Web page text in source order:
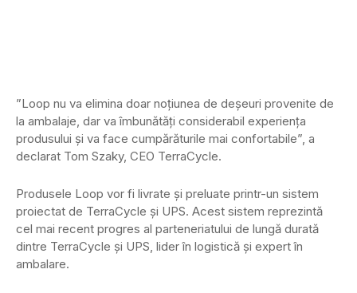
”Loop nu va elimina doar noțiunea de deșeuri provenite de
la ambalaje, dar va îmbunătăți considerabil experiența
produsului și va face cumpărăturile mai confortabile”, a
declarat Tom Szaky, CEO TerraCycle.
Produsele Loop vor fi livrate și preluate printr-un sistem
proiectat de TerraCycle și UPS. Acest sistem reprezintă
cel mai recent progres al parteneriatului de lungă durată
dintre TerraCycle și UPS, lider în logistică și expert în
ambalare.